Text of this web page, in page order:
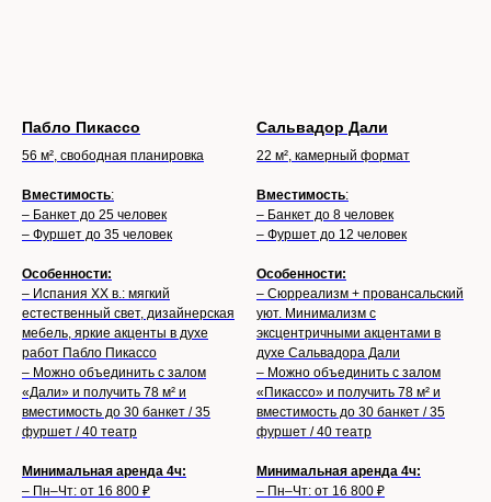
Пабло Пикассо
56 м², свободная планировка
Вместимость:
– Банкет до 25 человек
– Фуршет до 35 человек
Особенности:
– Испания XX в.: мягкий
естественный свет, дизайнерская
мебель, яркие акценты в духе
работ Пабло Пикассо
– Можно объединить с залом
«Дали» и получить 78 м² и
вместимость до 30 банкет / 35
фуршет / 40 театр
Минимальная аренда 4ч:
– Пн–Чт: от 16 800 ₽
Сальвадор Дали
22 м², камерный формат
Вместимость:
– Банкет до 8 человек
– Фуршет до 12 человек
Особенности:
– Сюрреализм + провансальский
уют. Минимализм с
эксцентричными акцентами в
духе Сальвадора Дали
– Можно объединить с залом
«Пикассо» и получить 78 м² и
вместимость до 30 банкет / 35
фуршет / 40 театр
Минимальная аренда 4ч:
– Пн–Чт: от 16 800 ₽